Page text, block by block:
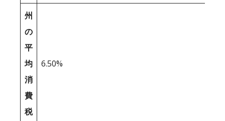
州
の
平
均
消
費
税
6.50%